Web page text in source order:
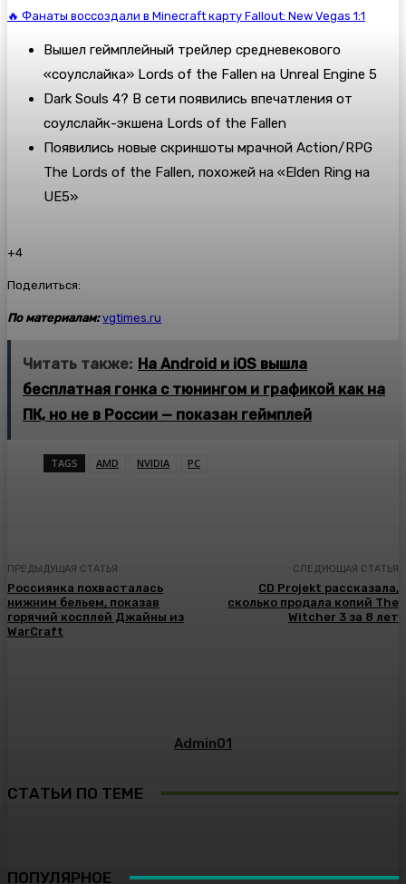
🔥 Фанаты воссоздали в Minecraft карту Fallout: New Vegas 1:1
Вышел геймплейный трейлер средневекового
«соулслайка» Lords of the Fallen на Unreal Engine 5
Dark Souls 4? В сети появились впечатления от
соулслайк-экшена Lords of the Fallen
Появились новые скриншоты мрачной Action/RPG
The Lords of the Fallen, похожей на «Elden Ring на
UE5»
+4
Поделиться:
По материалам: vgtimes.ru
Читать также: На Android и iOS вышла
бесплатная гонка с тюнингом и графикой как на
ПК, но не в России — показан геймплей
TAGS AMD NVIDIA PC
ПРЕДЫДУЩАЯ СТАТЬЯ
Россиянка похвасталась
нижним бельем, показав
горячий косплей Джайны из
WarCraft
СЛЕДУЮЩАЯ СТАТЬЯ
CD Projekt рассказала,
сколько продала копий The
Witcher 3 за 8 лет
Admin01
СТАТЬИ ПО ТЕМЕ
ПОПУЛЯРНОЕ